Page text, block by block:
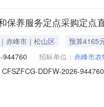
保养服务定点采购定点
赤峰市｜松山区
预算4165
944760 招标单位： 赤峰市
DDFW-2026-
务采购）二、需求明细编号